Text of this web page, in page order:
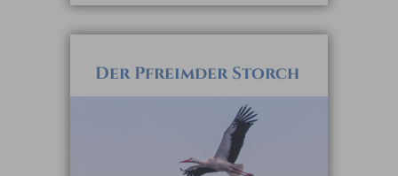
Der Pfreimder Storch